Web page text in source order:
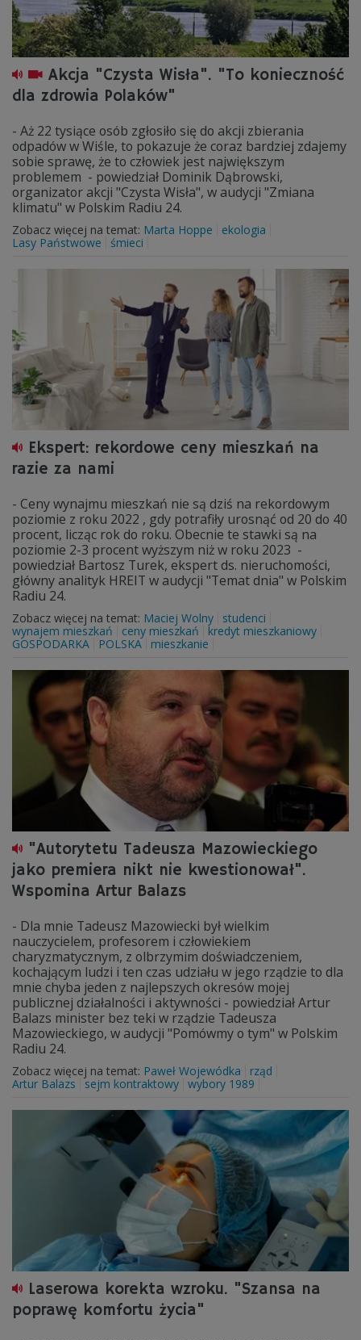
Akcja "Czysta Wisła". "To konieczność
dla zdrowia Polaków"
- Aż 22 tysiące osób zgłosiło się do akcji zbierania
odpadów w Wiśle, to pokazuje że coraz bardziej zdajemy
sobie sprawę, że to człowiek jest największym
problemem - powiedział Dominik Dąbrowski,
organizator akcji "Czysta Wisła", w audycji "Zmiana
klimatu" w Polskim Radiu 24.
Zobacz więcej na temat: Marta Hoppe
ekologia
Lasy Państwowe
śmieci
Ekspert: rekordowe ceny mieszkań na
razie za nami
- Ceny wynajmu mieszkań nie są dziś na rekordowym
poziomie z roku 2022 , gdy potrafiły urosnąć od 20 do 40
procent, licząc rok do roku. Obecnie te stawki są na
poziomie 2-3 procent wyższym niż w roku 2023 -
powiedział Bartosz Turek, ekspert ds. nieruchomości,
główny analityk HREIT w audycji "Temat dnia" w Polskim
Radiu 24.
Zobacz więcej na temat: Maciej Wolny
studenci
wynajem mieszkań
ceny mieszkań
kredyt mieszkaniowy
GOSPODARKA
POLSKA mieszkanie
"Autorytetu Tadeusza Mazowieckiego
jako premiera nikt nie kwestionował".
Wspomina Artur Balazs
- Dla mnie Tadeusz Mazowiecki był wielkim
nauczycielem, profesorem i człowiekiem
charyzmatycznym, z olbrzymim doświadczeniem,
kochającym ludzi i ten czas udziału w jego rządzie to dla
mnie chyba jeden z najlepszych okresów mojej
publicznej działalności i aktywności - powiedział Artur
Balazs minister bez teki w rządzie Tadeusza
Mazowieckiego, w audycji "Pomówmy o tym" w Polskim
Radiu 24.
Zobacz więcej na temat: Paweł Wojewódka
rząd
Artur Balazs
sejm kontraktowy wybory 1989
Laserowa korekta wzroku. "Szansa na
poprawę komfortu życia"